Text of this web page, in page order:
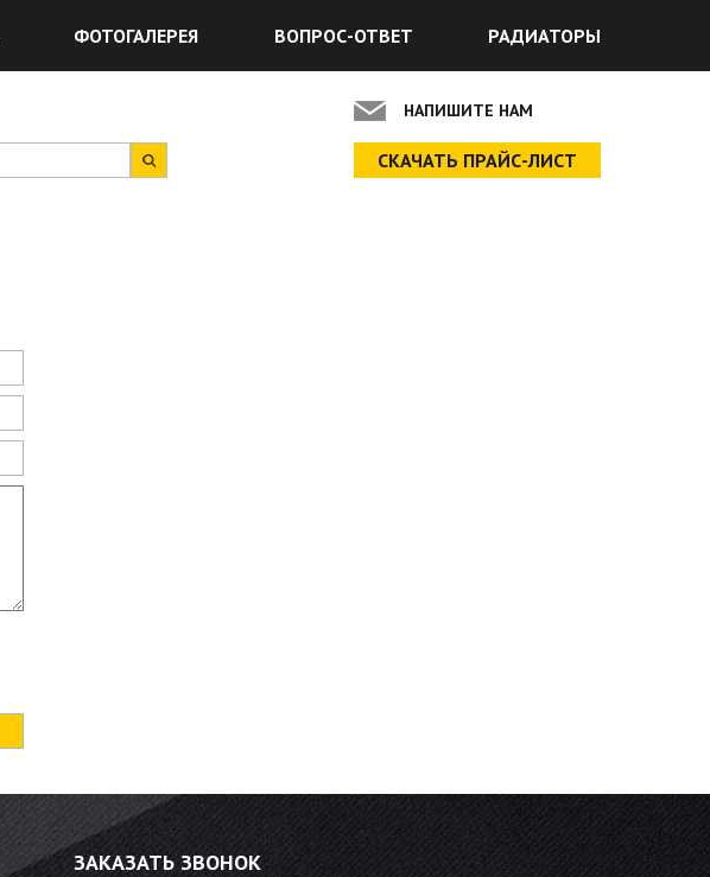
ФОТОГАЛЕРЕЯ ВОПРОС-ОТВЕТ РАДИАТОРЫ
НАПИШИТЕ НАМ
СКАЧАТЬ ПРАЙС-ЛИСТ
ЗАКАЗАТЬ ЗВОНОК